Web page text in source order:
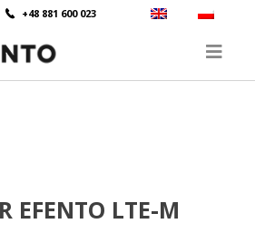
+48 881 600 023
EFENTO LTE-M